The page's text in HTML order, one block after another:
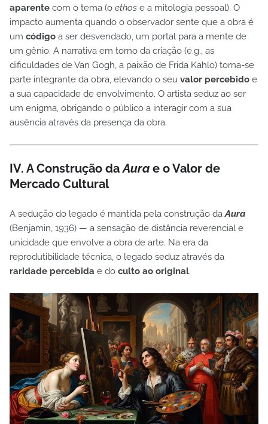
aparente com o tema (o ethos e a mitologia pessoal). O
impacto aumenta quando o observador sente que a obra é
um código a ser desvendado, um portal para a mente de
um gênio. A narrativa em torno da criação (e.g., as
dificuldades de Van Gogh, a paixão de Frida Kahlo) torna-se
parte integrante da obra, elevando o seu valor percebido e
a sua capacidade de envolvimento. O artista seduz ao ser
um enigma, obrigando o público a interagir com a sua
ausência através da presença da obra.
IV. A Construção daAura e o Valor de
Mercado Cultural
A sedução do legado é mantida pela construção daAura
(Benjamin, 1936) — a sensação de distância reverencial e
unicidade que envolve a obra de arte. Na era da
reprodutibilidade técnica, o legado seduz através da
raridade percebida e do culto ao original.